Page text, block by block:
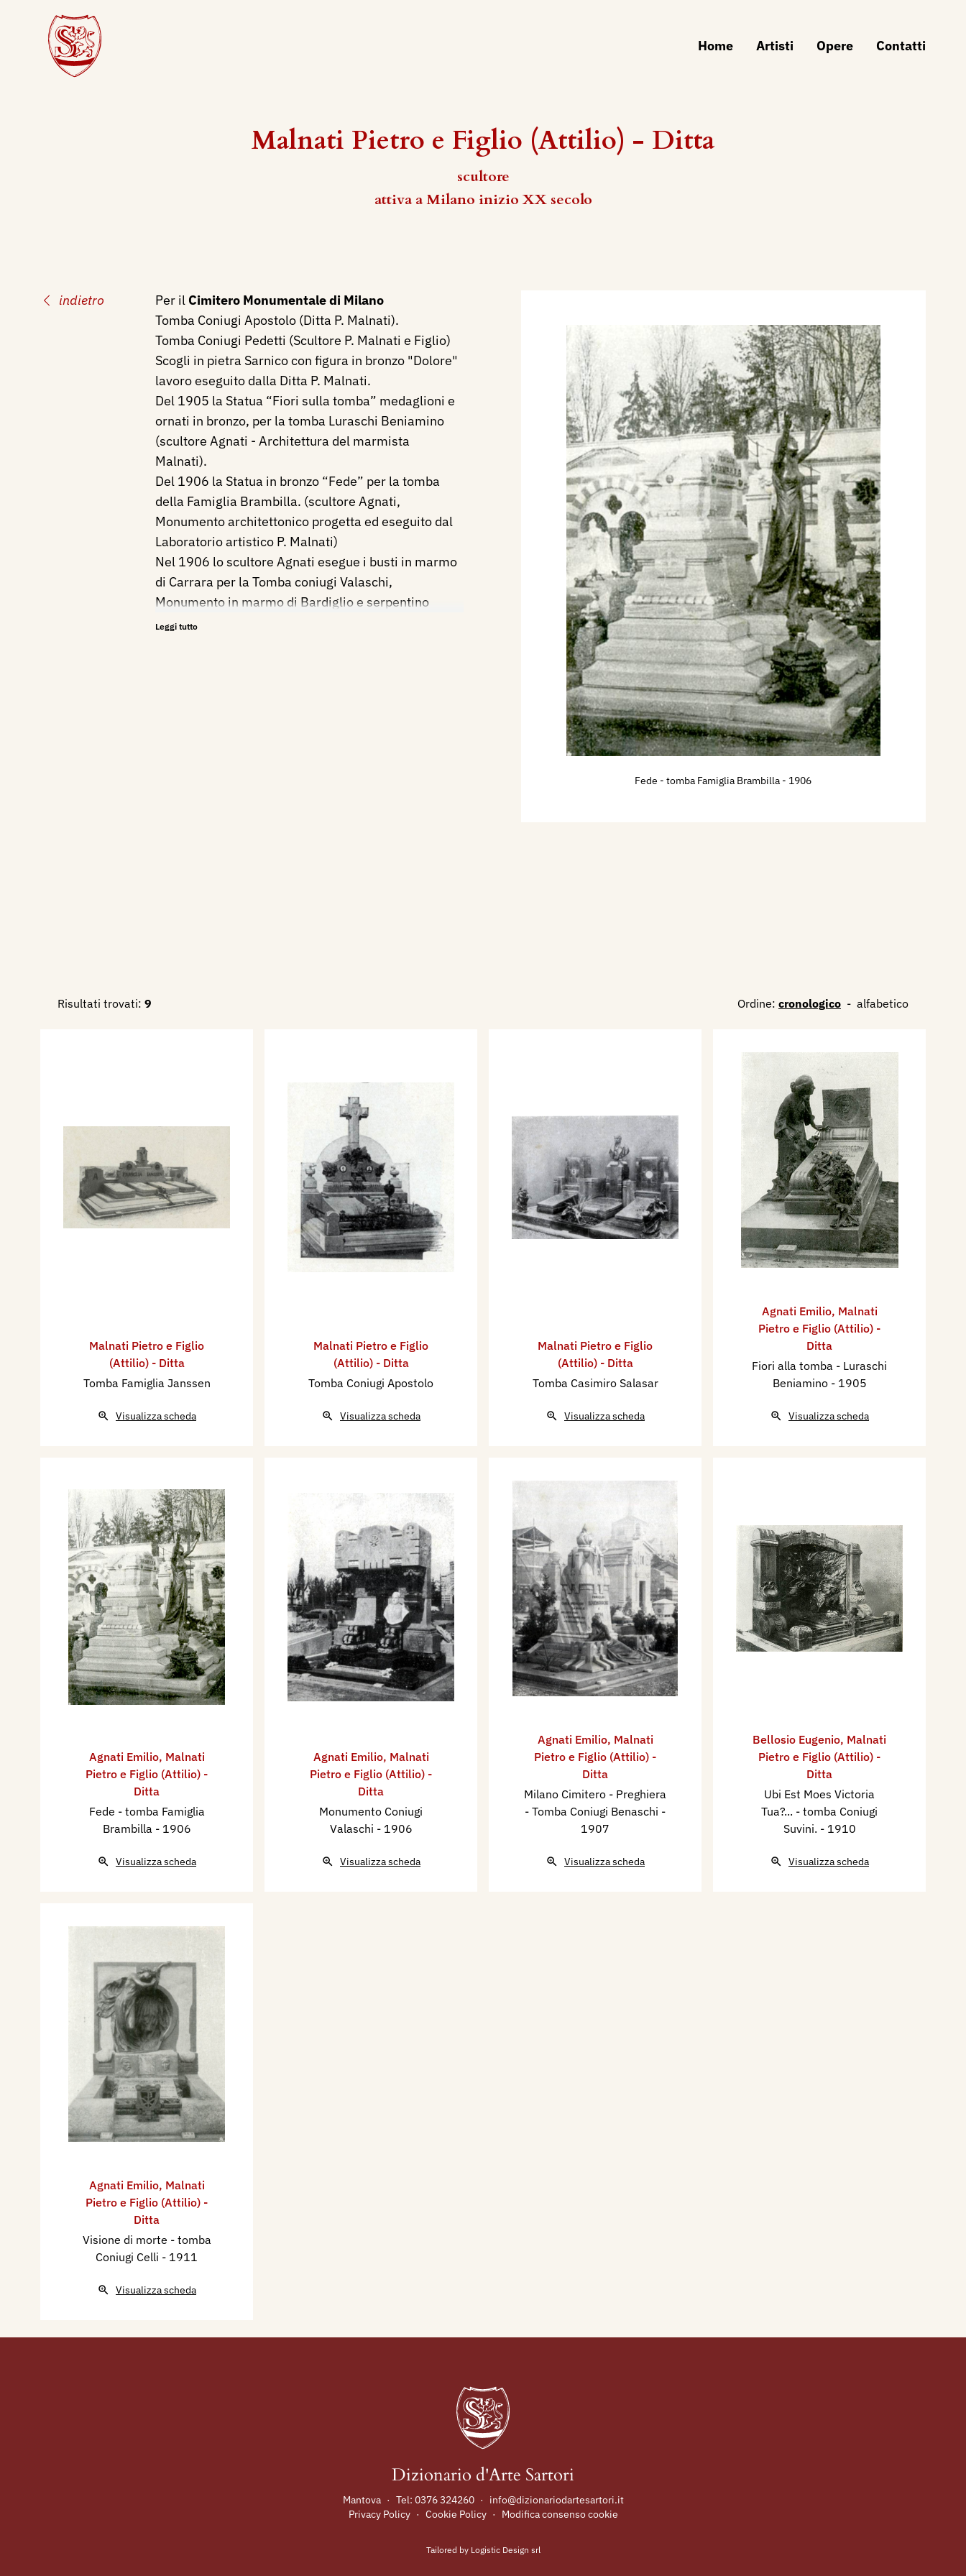
Home Artisti Opere Contatti
Malnati Pietro e Figlio (Attilio) - Ditta
scultore
attiva a Milano inizio XX secolo
indietro
Fede - tomba Famiglia Brambilla - 1906
Per il Cimitero Monumentale di Milano
Tomba Coniugi Apostolo (Ditta P. Malnati).
Tomba Coniugi Pedetti (Scultore P. Malnati e Figlio)
Scogli in pietra Sarnico con figura in bronzo "Dolore"
lavoro eseguito dalla Ditta P. Malnati.
Del 1905 la Statua “Fiori sulla tomba” medaglioni e
ornati in bronzo, per la tomba Luraschi Beniamino
(scultore Agnati - Architettura del marmista
Malnati).
Del 1906 la Statua in bronzo “Fede” per la tomba
della Famiglia Brambilla. (scultore Agnati,
Monumento architettonico progetta ed eseguito dal
Laboratorio artistico P. Malnati)
Nel 1906 lo scultore Agnati esegue i busti in marmo
di Carrara per la Tomba coniugi Valaschi,
Monumento in marmo di Bardiglio e serpentino
lavoro di architettura della ditta P. Malnati.
(scultore Agnati, del Laboratorio artistico P. Malnati
Monumento in granito d'Anzola per la tomba
Casimiro Salasar (Laboratio Artistico P. Malnati e
Figlio)
Bibliografia:
1923 - Luigi Larghi, Guida del Cimitero
Leggi tutto
Risultati trovati: 9 Ordine: cronologico - alfabetico
Malnati Pietro e Figlio
(Attilio) - Ditta
Tomba Famiglia Janssen
Visualizza scheda
Malnati Pietro e Figlio
(Attilio) - Ditta
Tomba Coniugi Apostolo
Visualizza scheda
Malnati Pietro e Figlio
(Attilio) - Ditta
Tomba Casimiro Salasar
Visualizza scheda
Agnati Emilio, Malnati
Pietro e Figlio (Attilio) -
Ditta
Fiori alla tomba - Luraschi
Beniamino - 1905
Visualizza scheda
Agnati Emilio, Malnati
Pietro e Figlio (Attilio) -
Ditta
Fede - tomba Famiglia
Brambilla - 1906
Visualizza scheda
Agnati Emilio, Malnati
Pietro e Figlio (Attilio) -
Ditta
Monumento Coniugi
Valaschi - 1906
Visualizza scheda
Agnati Emilio, Malnati
Pietro e Figlio (Attilio) -
Ditta
Milano Cimitero - Preghiera
- Tomba Coniugi Benaschi -
1907
Visualizza scheda
Bellosio Eugenio, Malnati
Pietro e Figlio (Attilio) -
Ditta
Ubi Est Moes Victoria
Tua?... - tomba Coniugi
Suvini. - 1910
Visualizza scheda
Agnati Emilio, Malnati
Pietro e Figlio (Attilio) -
Ditta
Visione di morte - tomba
Coniugi Celli - 1911
Visualizza scheda
Dizionario d'Arte Sartori
Mantova · Tel: 0376 324260 ·
info@dizionariodartesartori.it
Privacy Policy · Cookie Policy · Modifica consenso cookie
Tailored by Logistic Design srl